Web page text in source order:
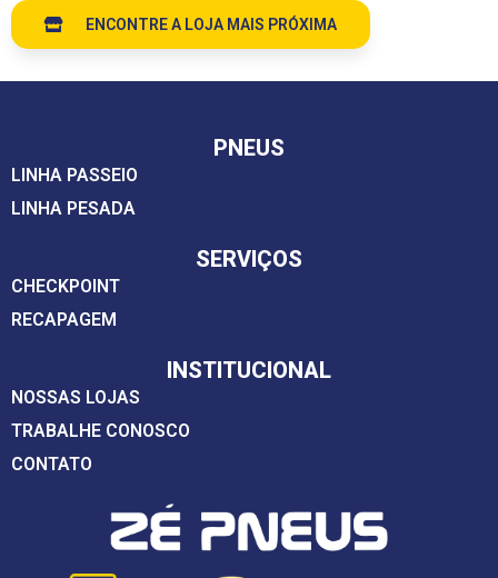
ENCONTRE A LOJA MAIS PRÓXIMA
PNEUS
LINHA PASSEIO
LINHA PESADA
SERVIÇOS
CHECKPOINT
RECAPAGEM
INSTITUCIONAL
NOSSAS LOJAS
TRABALHE CONOSCO
CONTATO